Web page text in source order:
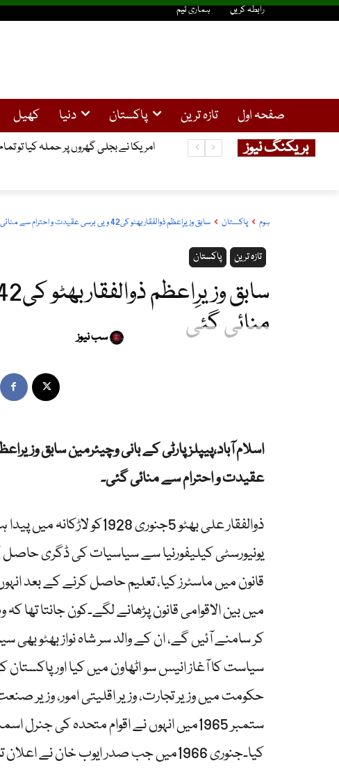
رابطہ کریں ہماری ٹیم
صفحہ اول تازہ ترین پاکستان دنیا کھیل
بریکنگ نیوز امریکا نے بجلی گھروں پر حملہ کیا تو
ہوم پاکستان سابق وزیرِاعظم ذوالفقاربھٹو کی42 ویں برسی عقیدت و احترام سے منائی گئی
پاکستان تازہ ترین
منائی گئی
سب نیوز
اسلام آباد،پیپلزپارٹی کے بانی وچیئرمین سابق
عقیدت و احترام سے منائی گئی۔
ذوالفقار علی بھٹو 5جنوری
یونیورسٹی کیلیفورنیا سے سیاسیات کی ڈگری
قانون میں ماسٹرز کیا، تعلیم حاصل کرنے کے بعد
میں بین الاقوامی قانون پڑھانے لگے۔کون جانتا
کر سامنے آئیں گے، ان کے والد سر شاہ نواز بھٹو
سیاست کا آغاز انیس سو اٹھاون میں کیا اور
حکومت میں وزیر تجارت، وزیر اقلیتی امور، وزیر
ستمبر 1965میں انہوں نے اقوام متحدہ کی
کیا۔جنوری 1966میں جب صدر ایوب خان